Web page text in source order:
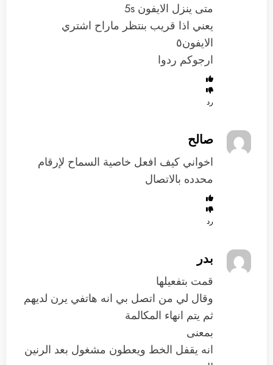
متى ينزل الايفون 5s
يعني اذا قريب بنتظر ماراح اشتري
الايفون٥
ارجوكم ردوا
رد
صالح
اخواني كيف افعل خاصية السماح لإرقام
محدده بالاتصال
رد
بدر
قمت بتفعيلها
وقال لي من اتصل بي انه هاتفي يرن لديهم
ثم يتم انهاء المكالمة
بمعنى
انه يقفل الخط ويعطون مشغول بعد الرنين